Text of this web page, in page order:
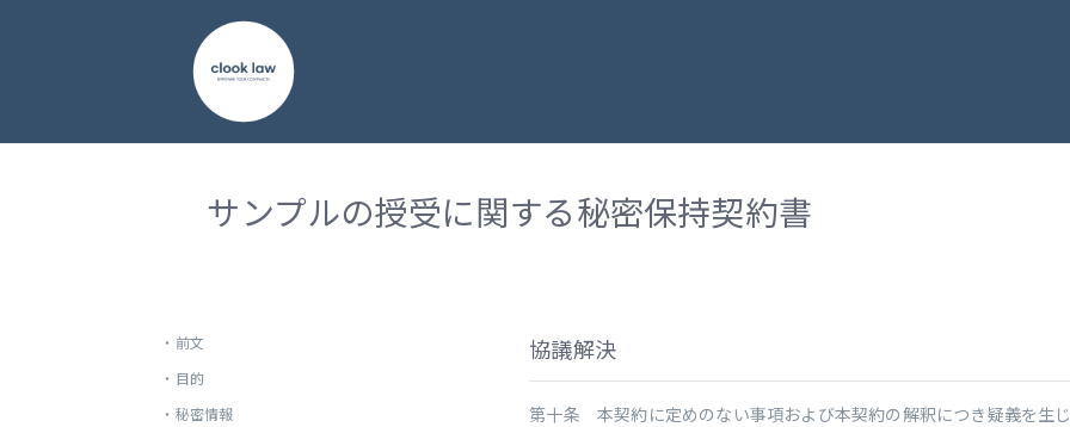
サンプルの授受に関する秘密保持契約書
・ 前文
・ 目的
・ 秘密情報
協議解決
第十条 本契約に定めのない事項および本契約の解釈につき疑義を生